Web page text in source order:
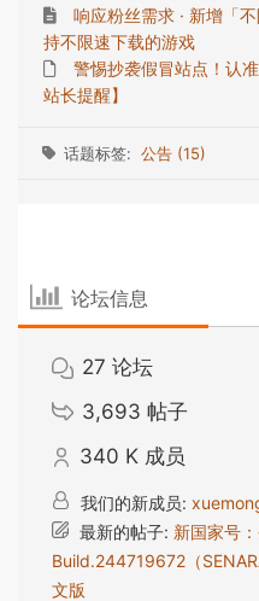
响应粉丝需求 · 新增「
持不限速下载的游戏
警惕抄袭假冒站点！认
站长提醒】
话题标签: 公告 (15)
论坛信息
27 论坛
3,693 帖子
340 K 成员
我们的新成员:
最新的帖子: 新国家号
Build.244719672（
文版